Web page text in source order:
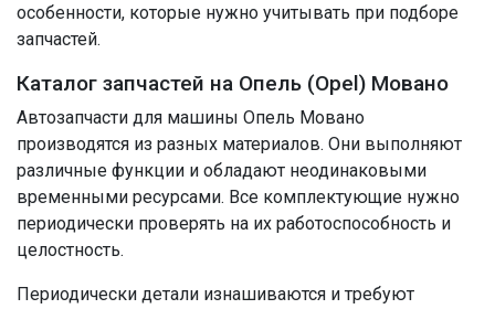
особенности, которые нужно учитывать при подборе
запчастей.
Каталог запчастей на Опель (Opel) Мовано
Автозапчасти для машины Опель Мовано
производятся из разных материалов. Они выполняют
различные функции и обладают неодинаковыми
временными ресурсами. Все комплектующие нужно
периодически проверять на их работоспособность и
целостность.
Периодически детали изнашиваются и требуют